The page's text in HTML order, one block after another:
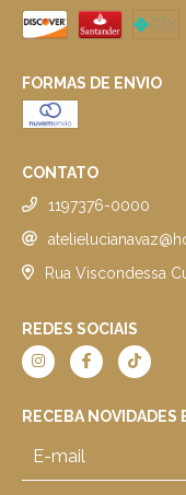
FORMAS DE ENVIO
CONTATO
1197376-0000
Rua Viscondessa
REDES SOCIAIS
RECEBA NOVIDADES